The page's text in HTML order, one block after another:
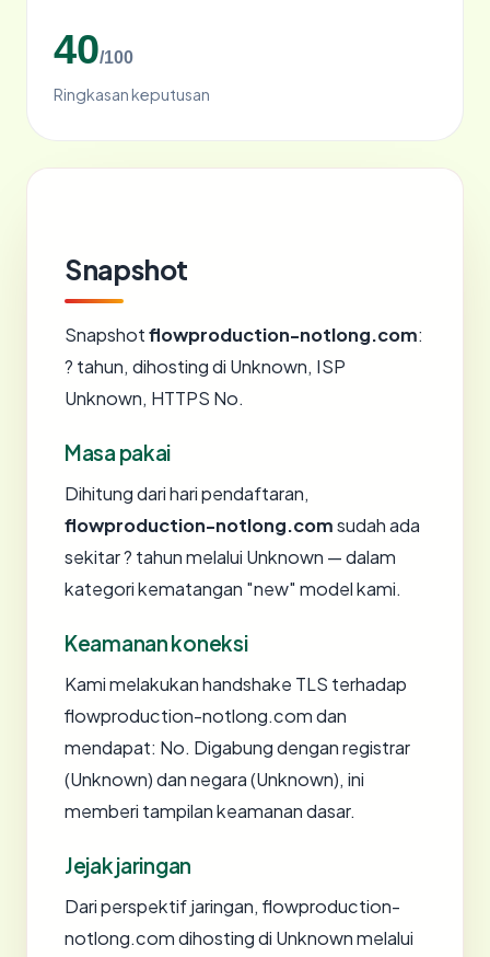
40/100
Ringkasan keputusan
Snapshot
Snapshotflowproduction-notlong.com:
? tahun, dihosting di Unknown, ISP
Unknown, HTTPS No.
Masa pakai
Dihitung dari hari pendaftaran,
flowproduction-notlong.comsudah ada
sekitar ? tahun melalui Unknown — dalam
kategori kematangan "new" model kami.
Keamanan koneksi
Kami melakukan handshake TLS terhadap
flowproduction-notlong.com dan
mendapat: No. Digabung dengan registrar
(Unknown) dan negara (Unknown), ini
memberi tampilan keamanan dasar.
Jejak jaringan
Dari perspektif jaringan, flowproduction-
notlong.com dihosting di Unknown melalui